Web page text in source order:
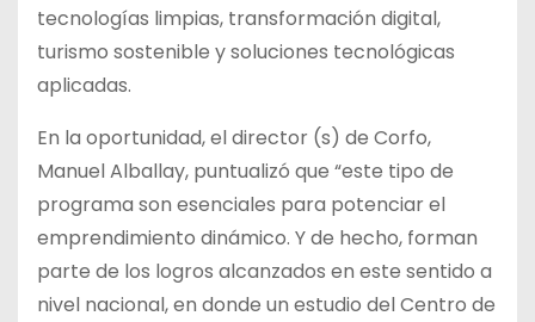
tecnologías limpias, transformación digital,
turismo sostenible y soluciones tecnológicas
aplicadas.
En la oportunidad, el director (s) de Corfo,
Manuel Alballay, puntualizó que “este tipo de
programa son esenciales para potenciar el
emprendimiento dinámico. Y de hecho, forman
parte de los logros alcanzados en este sentido a
nivel nacional, en donde un estudio del Centro de